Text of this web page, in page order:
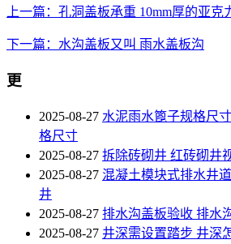
上一篇：孔洞盖板承重 10mm厚的亚克
下一篇：水沟盖板又叫 雨水盖板沟
更
2025-08-27 水泥雨水篦子规格尺
格尺寸
2025-08-27 拆除砖砌井 红砖砌井
2025-08-27 混凝土模块式排水井
井
2025-08-27 排水沟盖板验收 排水
2025-08-27 井深需设置踏步 井深